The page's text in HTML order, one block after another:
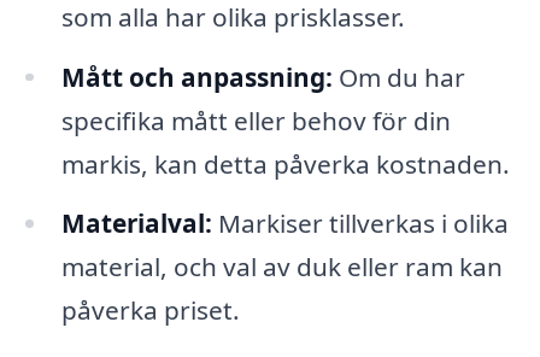
som alla har olika prisklasser.
Mått och anpassning: Om du har
specifika mått eller behov för din
markis, kan detta påverka kostnaden.
Materialval: Markiser tillverkas i olika
material, och val av duk eller ram kan
påverka priset.